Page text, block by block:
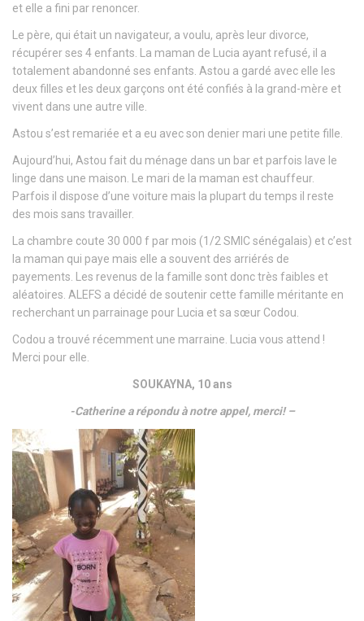
et elle a fini par renoncer.
Le père, qui était un navigateur, a voulu, après leur divorce,
récupérer ses 4 enfants. La maman de Lucia ayant refusé, il a
totalement abandonné ses enfants. Astou a gardé avec elle les
deux filles et les deux garçons ont été confiés à la grand-mère et
vivent dans une autre ville.
Astou s’est remariée et a eu avec son denier mari une petite fille.
Aujourd’hui, Astou fait du ménage dans un bar et parfois lave le
linge dans une maison. Le mari de la maman est chauffeur.
Parfois il dispose d’une voiture mais la plupart du temps il reste
des mois sans travailler.
La chambre coute 30 000 f par mois (1/2 SMIC sénégalais) et c’est
la maman qui paye mais elle a souvent des arriérés de
payements. Les revenus de la famille sont donc très faibles et
aléatoires. ALEFS a décidé de soutenir cette famille méritante en
recherchant un parrainage pour Lucia et sa sœur Codou.
Codou a trouvé récemment une marraine. Lucia vous attend !
Merci pour elle.
SOUKAYNA, 10 ans
-Catherine a répondu à notre appel, merci! –